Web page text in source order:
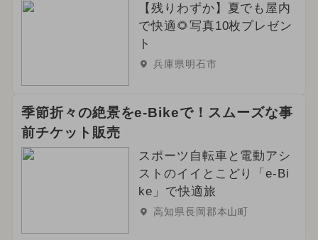
【残りわずか】夏でも屋内
で快適🌻写真10枚プレゼン
ト
兵庫県明石市
季節折々の絶景をe-Bikeで！スムーズな事
前チケット販売
スポーツ自転車と電動アシ
ストのイイとこどり「e-Bi
ke」で快適旅
高知県長岡郡本山町